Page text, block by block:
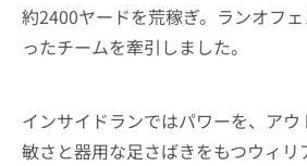
約2400ヤードを荒稼ぎ。ランオフ
ったチームを牽引しました。
インサイドランではパワーを、ア
敏さと器用な足さばきをもつウィリ